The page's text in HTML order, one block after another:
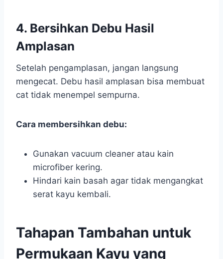
4. Bersihkan Debu Hasil
Amplasan
Setelah pengamplasan, jangan langsung
mengecat. Debu hasil amplasan bisa membuat
cat tidak menempel sempurna.
Cara membersihkan debu:
Gunakan vacuum cleaner atau kain
microfiber kering.
Hindari kain basah agar tidak mengangkat
serat kayu kembali.
Tahapan Tambahan untuk
Permukaan Kayu yang